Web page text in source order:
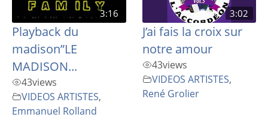
3:16
Playback du
madison”LE
MADISON...
43views
VIDEOS ARTISTES,
Emmanuel Rolland
3:02
J’ai fais la croix sur
notre amour
43views
VIDEOS ARTISTES,
René Grolier